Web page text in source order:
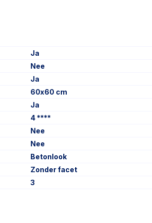
Ja
Nee
Ja
60x60 cm
Ja
4 ****
Nee
Nee
Betonlook
Zonder facet
3